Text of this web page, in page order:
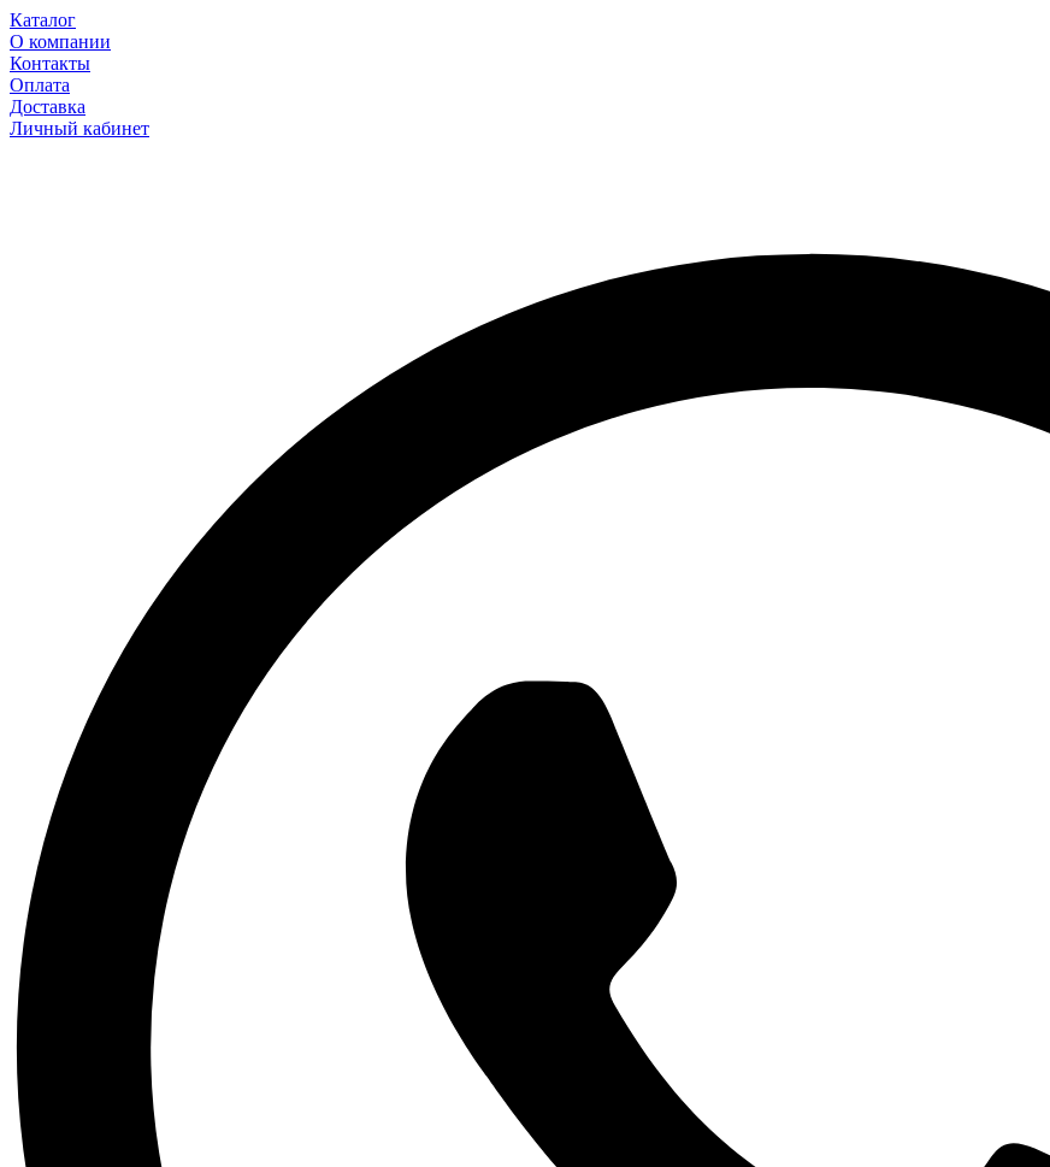
Каталог
О компании
Контакты
Оплата
Доставка
Личный кабинет